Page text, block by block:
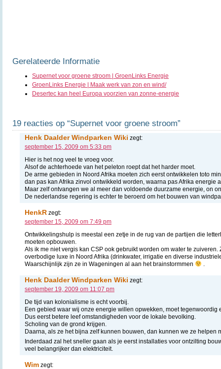
Gerelateerde Informatie
Supernet voor groene stroom | GroenLinks Energie
GroenLinks Energie | Maak werk van zon en wind/
Desertec kan heel Europa voorzien van zonne-energie
19 reacties op “Supernet voor groene stroom”
Henk Daalder Windparken Wiki zegt:
september 15, 2009 om 5:33 pm
Hier is het nog veel te vroeg voor.
Alsof de achterhoede van het peleton roept dat het harder moet.
De arme gebieden in Noord Afrika moeten zich eerst ontwikkelen toto
dan pas kan Afrika zinvol ontwikkeld worden, waarna pas Afrika energie
Maar zelf ontvangen we al meer dan voldoende duurzame energie, on
De nederlandse regering is echter te beroerd om het bouwen van
HenkR zegt:
september 15, 2009 om 7:49 pm
Ontwikkelingshulp is meestal een zetje in de rug van de partijen die
moeten opbouwen.
Als ik me niet vergis kan CSP ook gebruikt worden om water te zuiveren.
overbodige luxe in Noord Afrika (drinkwater, irrigatie en diverse
Waarschijnlijk zijn ze in Wageningen al aan het brainstormmen
Henk Daalder Windparken Wiki zegt:
september 19, 2009 om 11:07 pm
De tijd van kolonialisme is echt voorbij.
Een gebied waar wij onze energie willen opwekken, moet tegenwoordig
Dus eerst betere leef omstandigheden voor de lokale bevolking.
Scholing van de grond krijgen.
Daarna, als ze het bijna zelf kunnen bouwen, dan kunnen we ze helpen
Inderdaad zal het sneller gaan als je eerst installaties voor ontzilting
veel belangrijker dan elektriciteit.
Wim zegt: